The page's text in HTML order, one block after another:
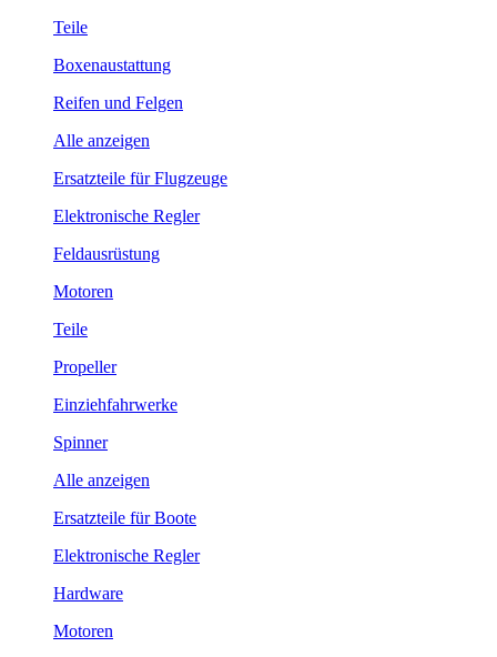
Teile
Boxenaustattung
Reifen und Felgen
Alle anzeigen
Ersatzteile für Flugzeuge
Elektronische Regler
Feldausrüstung
Motoren
Teile
Propeller
Einziehfahrwerke
Spinner
Alle anzeigen
Ersatzteile für Boote
Elektronische Regler
Hardware
Motoren